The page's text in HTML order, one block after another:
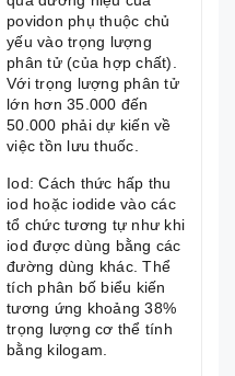
povidon phụ thuộc chủ
yếu vào trọng lượng
phân tử (của hợp chất).
Với trọng lượng phân tử
lớn hơn 35.000 đến
50.000 phải dự kiến về
việc tồn lưu thuốc.
Iod: Cách thức hấp thu
iod hoặc iodide vào các
tổ chức tương tự như khi
iod được dùng bằng các
đường dùng khác. Thể
tích phân bố biểu kiến
tương ứng khoảng 38%
trọng lượng cơ thể tính
bằng kilogam.